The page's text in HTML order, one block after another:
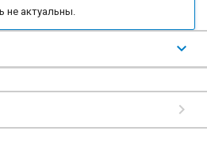
не актуальны.